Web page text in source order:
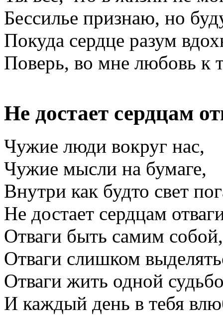
Бессилье признаю, но
Покуда сердце разум
Поверь, во мне любовь к
Не достает сердцам
Чужие люди вокруг нас,
Чужие мысли на бумаге,
Внутри как будто свет
Не достает сердцам
Отваги быть самим собой,
Отваги слишком
Отваги жить одной
И каждый день в тебя